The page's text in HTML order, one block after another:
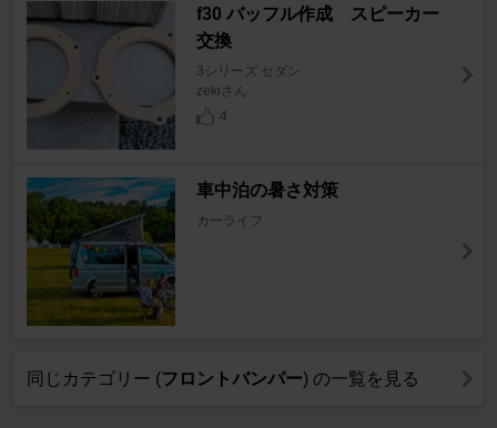
f30 バッフル作成 スピーカー
交換
3シリーズ セダン
zekiさん
4
車中泊の暑さ対策
カーライフ
同じカテゴリー (フロントバンパー) の一覧を見る